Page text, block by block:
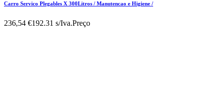
Carro Servico Plegables X 300Litros / Manutencao e Higiene /
236,54 €192.31 s/Iva.Preço